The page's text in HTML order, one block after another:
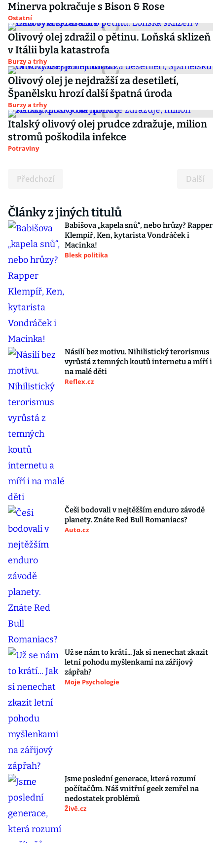
Minerva pokračuje s Bison & Rose
Ostatní
Olivový olej zdražil o pětinu. Loňská sklizeň
v Itálii byla katastrofa
Burzy a trhy
Olivový olej je nejdražší za desetiletí,
Španělsku hrozí další špatná úroda
Burzy a trhy
Italský olivový olej prudce zdražuje, milion
stromů poškodila infekce
Potraviny
Předchozí Další
Články z jiných titulů
Babišova „kapela snů“, nebo hrůzy? Rapper
Klempíř, Ken, kytarista Vondráček i
Macinka!
Blesk politika
Násilí bez motivu. Nihilistický terorismus
vyrůstá z temných koutů internetu a míří i
na malé děti
Reflex.cz
Češi bodovali v nejtěžším enduro závodě
planety. Znáte Red Bull Romaniacs?
Auto.cz
Už se nám to krátí... Jak si nenechat zkazit
letní pohodu myšlenkami na zářijový
zápřah?
Moje Psychologie
Jsme poslední generace, která rozumí
počítačům. Náš vnitřní geek zemřel na
nedostatek problémů
Živě.cz